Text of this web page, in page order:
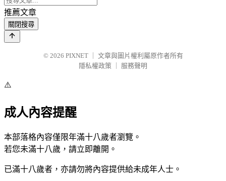
推薦文章
關閉搜尋
© 2026 PIXNET
文章與圖片權利屬原作者所有
隱私權政策
服務聲明
⚠️
成人內容提醒
本部落格內容僅限年滿十八歲者瀏覽。
若您未滿十八歲，請立即離開。
已滿十八歲者，亦請勿將內容提供給未成年人士。